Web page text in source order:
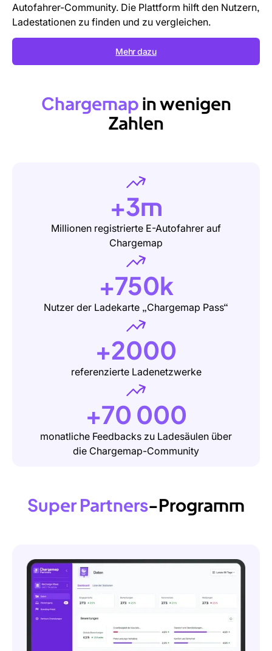
Autofahrer-Community. Die Plattform hilft den Nutzern,
Ladestationen zu finden und zu vergleichen.
Mehr dazu
vos
collaborateurs
Chargemap inwenigen
Zahlen
+3m
Millionen registrierte E-Autofahrer auf
Chargemap
+750k
Nutzer der Ladekarte „Chargemap Pass“
+2000
referenzierte Ladenetzwerke
+70 000
monatliche Feedbacks zu Ladesäulen über
die Chargemap-Community
Super Partners-Programm